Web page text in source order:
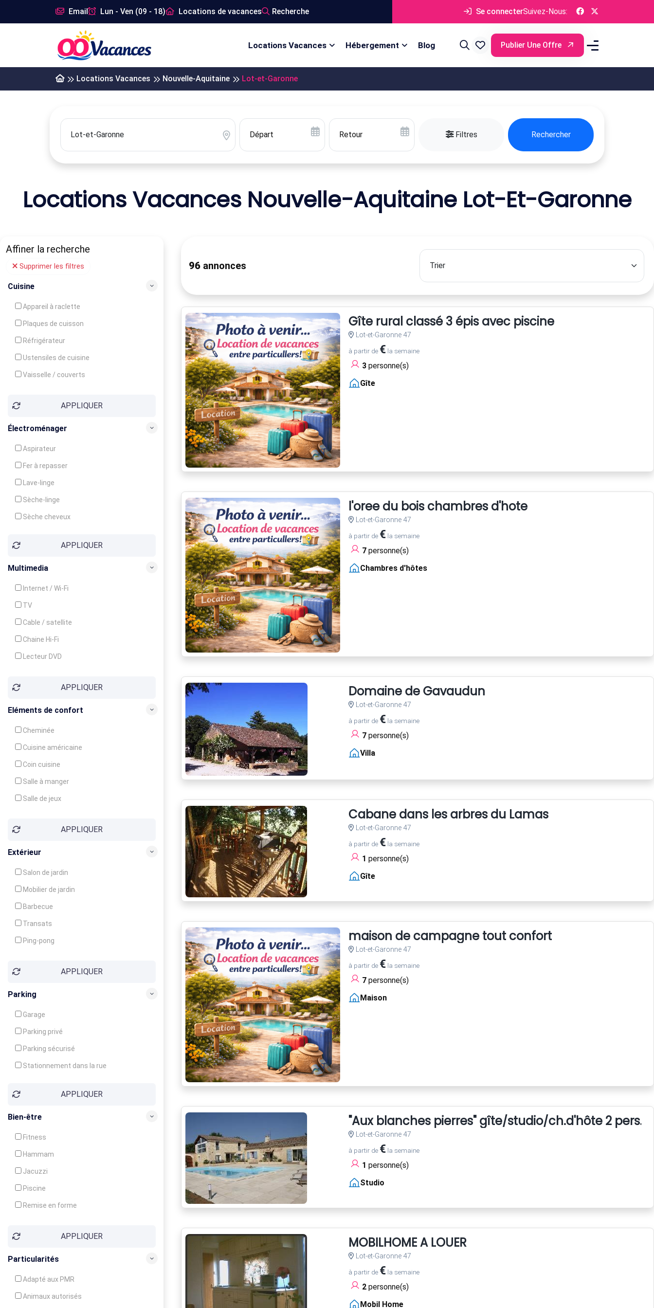
Email Lun - Ven (09 - 18) Locations de vacances Recherche Se connecterSuivez-Nous:
Locations Vacances Hébergement Blog Publier Une Offre
Locations Vacances Nouvelle-Aquitaine Lot-et-Garonne
Filtres Rechercher
Locations Vacances Nouvelle-Aquitaine Lot-Et-Garonne
Affiner la recherche
Supprimer les filtres
Cuisine
Appareil à raclette
Plaques de cuisson
Réfrigérateur
Ustensiles de cuisine
Vaisselle / couverts
Congélateur
APPLIQUER
Électroménager
Aspirateur
Fer à repasser
Lave-linge
Sèche-linge
Sèche cheveux
APPLIQUER
Multimedia
Internet / Wi-Fi
TV
Cable / satellite
Chaine Hi-Fi
Lecteur DVD
APPLIQUER
Eléments de confort
Cheminée
Cuisine américaine
Coin cuisine
Salle à manger
Salle de jeux
Balcon / Terrasse
APPLIQUER
Extérieur
Salon de jardin
Mobilier de jardin
Barbecue
Transats
Ping-pong
Jeux d'enfantsAPPLIQUER
Parking
Garage
Parking privé
Parking sécurisé
Stationnement dans la rue
APPLIQUER
Bien-être
Fitness
Hammam
Jacuzzi
Piscine
Remise en forme
Soins du corpsAPPLIQUER
Particularités
Adapté aux PMR
Animaux autorisés
96 annonces
Gîte rural classé 3 épis avec piscine
Lot-et-Garonne 47
à partir de €la semaine
3personne(s)
Gîte
l'oree du bois chambres d'hote
Lot-et-Garonne 47
à partir de €la semaine
7personne(s)
Chambres d'hôtes
Domaine de Gavaudun
Lot-et-Garonne 47
à partir de €la semaine
7personne(s)
Villa
Cabane dans les arbres du Lamas
Lot-et-Garonne 47
à partir de €la semaine
1 personne(s)
Gîte
maison de campagne tout confort
Lot-et-Garonne 47
à partir de €la semaine
7personne(s)
Maison
"Aux blanches pierres" gîte/studio/ch.d'hôte 2 pers.
Lot-et-Garonne 47
à partir de €la semaine
1 personne(s)
Studio
MOBILHOME A LOUER
Lot-et-Garonne 47
à partir de €la semaine
2personne(s)
Mobil Home